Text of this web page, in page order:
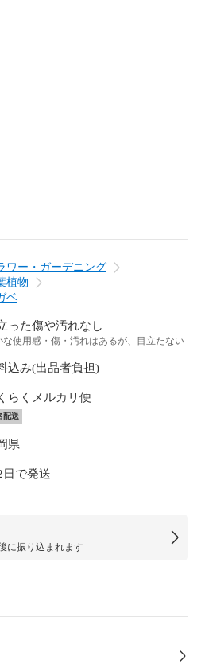
ワー・ガーデニング
植物
ベ
った傷や汚れなし
な使用感・傷・汚れはあるが、目立たない
込み(出品者負担)
らくメルカリ便
配送
県
日で発送
に振り込まれます